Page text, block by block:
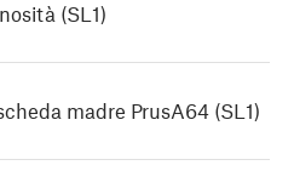
(SL1)
madre PrusA64 (SL1)